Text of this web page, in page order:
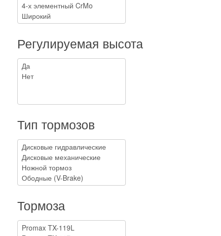
Регулируемая высота
Тип тормозов
Тормоза